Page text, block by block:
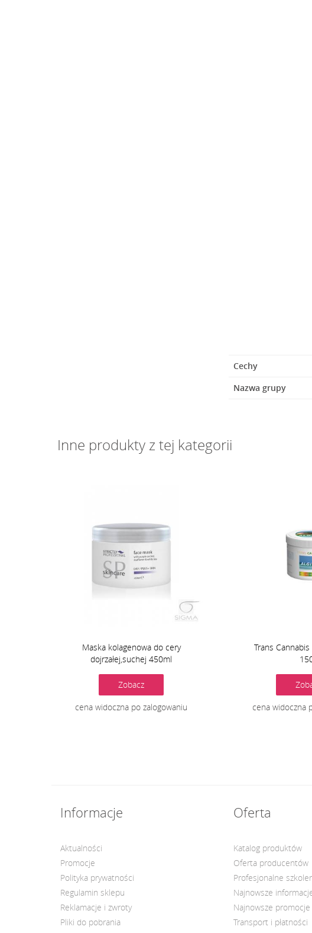
Cechy
Nazwa grupy
Inne produkty z tej kategorii
Maska kolagenowa do cery
dojrzałej,suchej 450ml
Zobacz
cena widoczna po zalogowaniu
Trans
cena widoczna
Informacje
Aktualności
Promocje
Polityka prywatności
Regulamin sklepu
Reklamacje i zwroty
Pliki do pobrania
Oferta
Katalog produktów
Oferta producentów
Profesjonalne
Najnowsze
Najnowsze promocje
Transport i płatności